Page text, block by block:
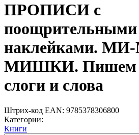
ПРОПИСИ с
поощрительными
наклейками.
МИШКИ. Пишем
слоги и слова
Штрих-код EAN: 9785378306800
Категории:
Книги